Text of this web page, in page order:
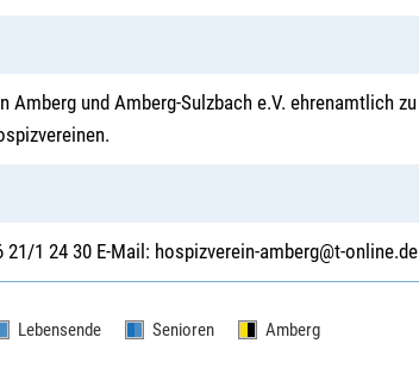
Amberg und Amberg-Sulzbach e.V. ehrenamtlich zu
1 24 30 E-Mail: hospizverein-amberg@t-online.de
Lebensende Senioren Amberg